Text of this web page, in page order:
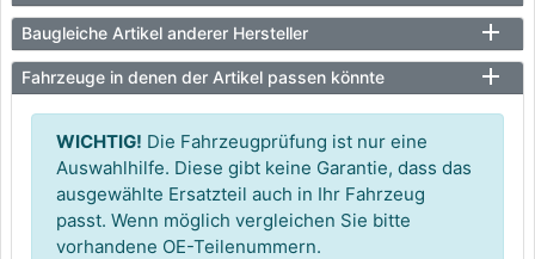
Baugleiche Artikel anderer Hersteller
Fahrzeuge in denen der Artikel passen könnte
WICHTIG! Die Fahrzeugprüfung ist nur eine
Auswahlhilfe. Diese gibt keine Garantie, dass das
ausgewählte Ersatzteil auch in Ihr Fahrzeug
passt. Wenn möglich vergleichen Sie bitte
vorhandene OE-Teilenummern.